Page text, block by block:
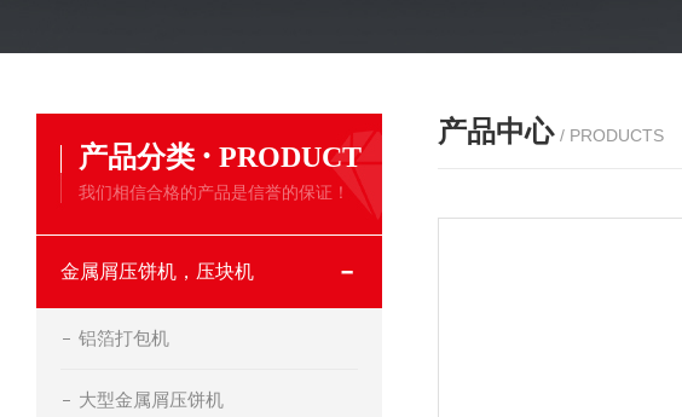
产品分类 · PRODUCT
我们相信合格的产品是信誉的保证！
金属屑压饼机，压块机
铝箔打包机
大型金属屑压饼机
产品中心 / PRODUCTS